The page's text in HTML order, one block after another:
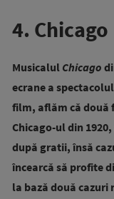
4. Chicago
Musicalul Chicago
ecrane a
film, aflăm că două
Chicago-ul din
după gratii, însă
încearcă să profite
la bază două cazuri